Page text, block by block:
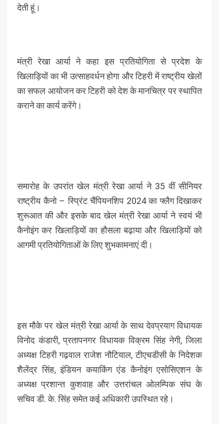
देती हूं।
मंत्री रेखा आर्या ने कहा इस प्रतियोगिता से प्रदेश के
खिलाड़ियों का भी उत्साहवर्धन होगा और टिहरी में राष्ट्रीय खेलों
का सफल आयोजन कर टिहरी को देश के मानचित्र पर स्थापित
कराने का कार्य करेंगे।
समारोह के उपरांत खेल मंत्री रेखा आर्या ने 35 वीं सीनियर
राष्ट्रीय कैनो – स्प्रिंट चैंपियनशिप 2024 का फ्लैग दिखाकर
शुरूआत की और इसके बाद खेल मंत्री रेखा आर्या ने स्वयं भी
कैनोइंग कर खिलाड़ियों का हौसला बढ़ाया और खिलाड़ियों को
आगमी प्रतियोगिताओं के लिए शुभकामनाएं दी।
इस मौके पर खेल मंत्री रेखा आर्या के साथ देवप्रयाग विधायक
विनोद कंडारी, प्रतापनगर विधायक विक्रम सिंह नेगी, जिला
अध्यक्ष टिहरी गढ़वाल राजेश नौटियाल, टीएचडीसी के निदेशक
शैलेंद्र सिंह, इंडियन कयाकिंग एंड कैनोइंग एसोसिएशन के
अध्यक्ष प्रशान्त कुशवाह और उत्तरांचल ओलम्पिक संघ के
सचिव डी. के. सिंह समेत कई अधिकारी उपस्थित रहे।